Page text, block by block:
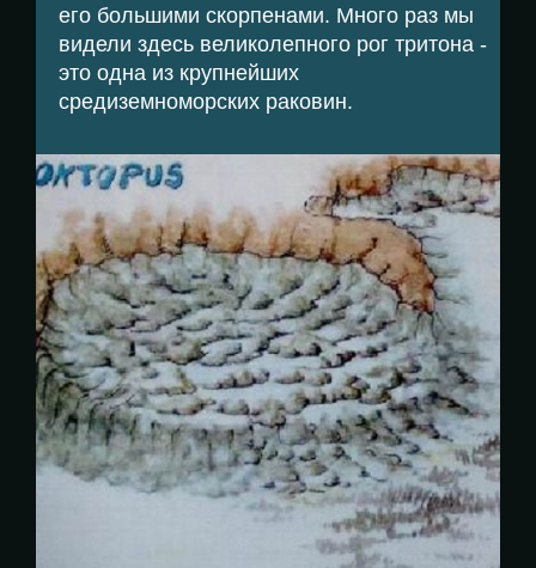
его большими скорпенами. Много раз мы
видели здесь великолепного рог тритона -
это одна из крупнейших
средиземноморских раковин.